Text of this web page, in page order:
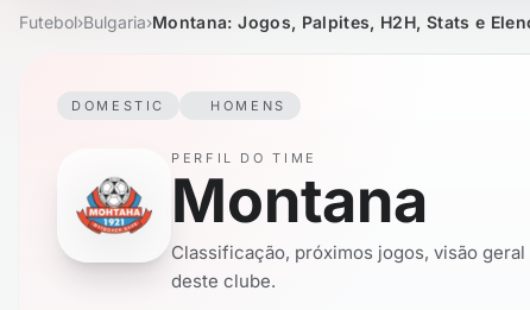
Futebol›Bulgaria›Montana: Jogos, Palpites, H2H, Stats e
DOMESTIC HOMENS
PERFIL DO TIME
Montana
Classificação, próximos jogos, visão
deste clube.